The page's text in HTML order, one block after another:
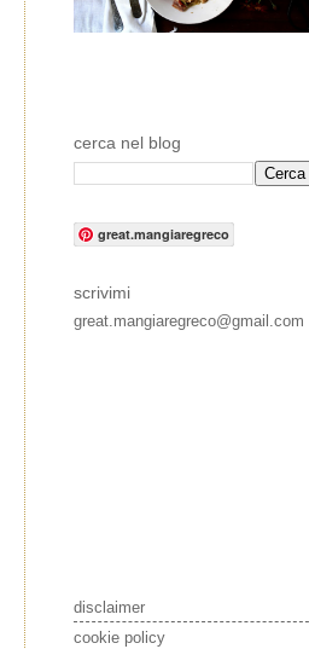
cerca nel blog
great.mangiaregreco
scrivimi
great.mangiaregreco@gmail.com
disclaimer
cookie policy